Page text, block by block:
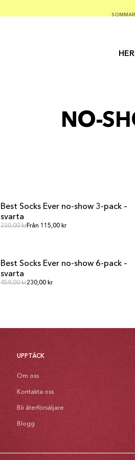
NO-
Best Socks Ever no-show 3-pack –
svarta
Ordinarie pris
230,00 krOrdinarie pris
Från 115,00 kr
MULTIPACK
Best Socks Ever no-show 6-pack –
svarta
Ordinarie pris
459,00 krOrdinarie pris
230,00 kr
UPPTÄCK
Om oss
Kontakta oss
Bli återförsäljare
Blogg